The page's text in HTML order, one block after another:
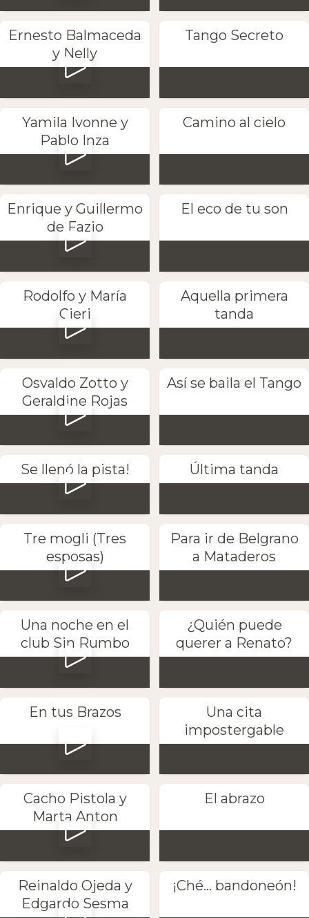
Ernesto Balmaceda
y Nelly
Tango Secreto
Yamila Ivonne y
Pablo Inza
Camino al cielo
Enrique y Guillermo
de Fazio
El eco de tu son
Rodolfo y María
Cieri
Aquella primera
tanda
Osvaldo Zotto y
Geraldine Rojas
Así se baila el Tango
Se llenó la pista! Última tanda
Tre mogli (Tres
esposas)
Para ir de Belgrano
a Mataderos
Una noche en el
club Sin Rumbo
¿Quién puede
querer a Renato?
En tus Brazos
Una cita
impostergable
Cacho Pistola y
Marta Anton
El abrazo
Reinaldo Ojeda y
Edgardo Sesma
¡Ché... bandoneón!